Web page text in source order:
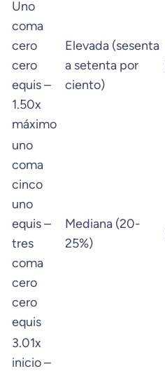
Uno
coma
cero
cero
equis –
1.50x
máximo
Elevada (sesenta
a setenta por
ciento)
uno
coma
cinco
uno
equis –
tres
coma
cero
cero
equis
Mediana (20-
25%)
3.01x
inicio –